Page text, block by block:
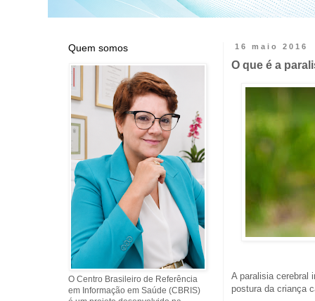
16 maio 2016
O que é a
A paralisia cerebral
postura da criança
Quem somos
O Centro Brasileiro de Referência
em Informação em Saúde (CBRIS)